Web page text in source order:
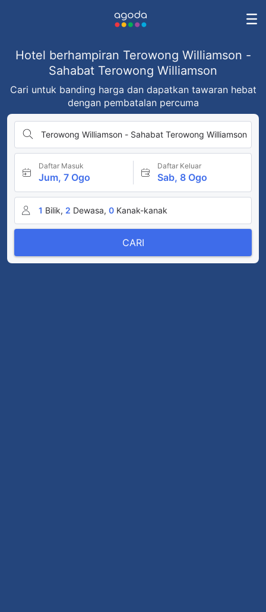
Hotel berhampiran Terowong Williamson -
Sahabat Terowong Williamson
Cari untuk banding harga dan dapatkan tawaran hebat
dengan pembatalan percuma
Terowong Williamson - Sahabat Terowong Williamson
Daftar Masuk
Jum, 7 Ogo
Daftar Keluar
Sab, 8 Ogo
1 Bilik, 2 Dewasa, 0 Kanak-kanak
CARI